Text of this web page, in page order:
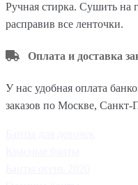
Ручная стирка. Сушить на
расправив все ленточки.
Оплата и доставка
У нас удобная оплата
заказов по Москве, Санкт-